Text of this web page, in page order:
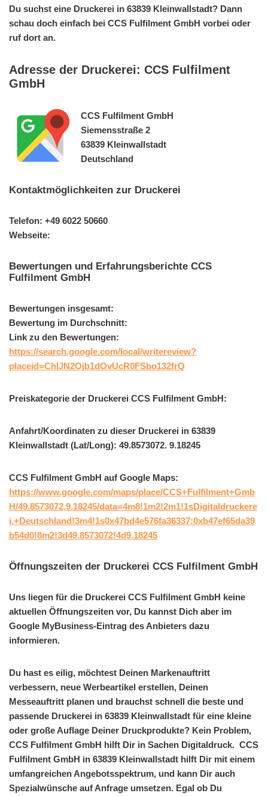
Du suchst eine Druckerei in 63839 Kleinwallstadt? Dann
schau doch einfach bei CCS Fulfilment GmbH vorbei oder
ruf dort an.
Adresse der Druckerei: CCS Fulfilment
GmbH
CCS Fulfilment GmbH
Siemensstraße 2
63839 Kleinwallstadt
Deutschland
Kontaktmöglichkeiten zur Druckerei
Telefon: +49 6022 50660
Webseite:
Bewertungen und Erfahrungsberichte CCS
Fulfilment GmbH
Bewertungen insgesamt:
Bewertung im Durchschnitt:
Link zu den Bewertungen:
https://search.google.com/local/writereview?
placeid=ChIJN2Ojb1dOvUcR0FSbo132frQ
Preiskategorie der Druckerei CCS Fulfilment GmbH:
Anfahrt/Koordinaten zu dieser Druckerei in 63839
Kleinwallstadt (Lat/Long): 49.8573072. 9.18245
CCS Fulfilment GmbH auf Google Maps:
https://www.google.com/maps/place/CCS+Fulfilment+Gmb
H/49.8573072,9.18245/data=4m8!1m2!2m1!1sDigitaldruckere
i,+Deutschland!3m4!1s0x47bd4e576fa36337:0xb47ef65da39
b54d0!8m2!3d49.8573072!4d9.18245
Öffnungszeiten der Druckerei CCS Fulfilment GmbH
Uns liegen für die Druckerei CCS Fulfilment GmbH keine
aktuellen Öffnungszeiten vor, Du kannst Dich aber im
Google MyBusiness-Eintrag des Anbieters dazu
informieren.
Du hast es eilig, möchtest Deinen Markenauftritt
verbessern, neue Werbeartikel erstellen, Deinen
Messeauftritt planen und brauchst schnell die beste und
passende Druckerei in 63839 Kleinwallstadt für eine kleine
oder große Auflage Deiner Druckprodukte? Kein Problem,
CCS Fulfilment GmbH hilft Dir in Sachen Digitaldruck. CCS
Fulfilment GmbH in 63839 Kleinwallstadt hilft Dir mit einem
umfangreichen Angebotsspektrum, und kann Dir auch
Spezialwünsche auf Anfrage umsetzen. Egal ob Du